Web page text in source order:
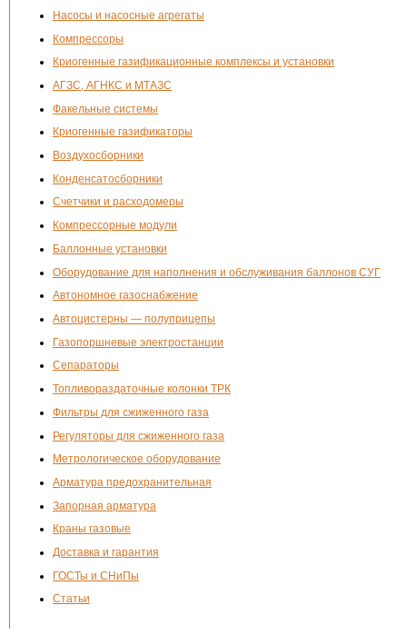
Насосы и насосные агрегаты
Компрессоры
Криогенные газификационные комплексы и установки
АГЗС, АГНКС и МТАЗС
Факельные системы
Криогенные газификаторы
Воздухосборники
Конденсатосборники
Счетчики и расходомеры
Компрессорные модули
Баллонные установки
Оборудование для наполнения и обслуживания баллонов СУГ
Автономное газоснабжение
Автоцистерны — полуприцепы
Газопоршневые электростанции
Сепараторы
Топливораздаточные колонки ТРК
Фильтры для сжиженного газа
Регуляторы для сжиженного газа
Метрологическое оборудование
Арматура предохранительная
Запорная арматура
Краны газовые
Доставка и гарантия
ГОСТы и СНиПы
Статьи